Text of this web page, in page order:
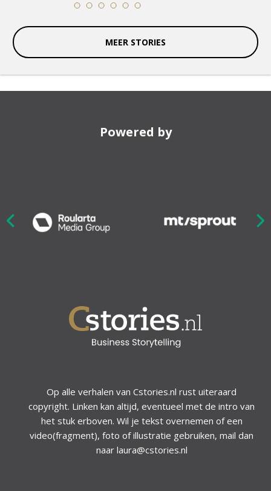
11 12 13 14 15 16
MEER STORIES
Powered by
Op alle verhalen van Cstories.nl rust uiteraard
copyright. Linken kan altijd, eventueel met de intro van
het stuk erboven. Wil je tekst overnemen of een
video(fragment), foto of illustratie gebruiken, mail dan
naar laura@cstories.nl